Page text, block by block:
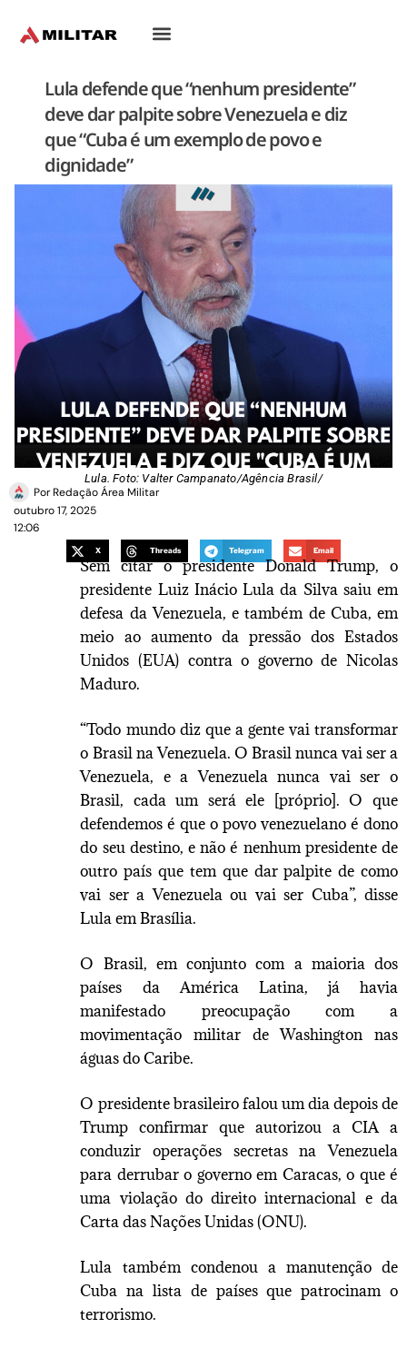
Lula defende que “nenhum presidente”
deve dar palpite sobre Venezuela e diz
que “Cuba é um exemplo de povo e
dignidade”
Lula. Foto: Valter Campanato/Agência Brasil/
PorRedação Área Militar
outubro 17, 2025
12:06
X Threads Telegram Email
Sem citar o presidente Donald Trump, o
presidente Luiz Inácio Lula da Silva saiu em
defesa da Venezuela, e também de Cuba, em
meio ao aumento da pressão dos Estados
Unidos (EUA) contra o governo de Nicolas
Maduro.
“Todo mundo diz que a gente vai transformar
o Brasil na Venezuela. O Brasil nunca vai ser a
Venezuela, e a Venezuela nunca vai ser o
Brasil, cada um será ele [próprio]. O que
defendemos é que o povo venezuelano é dono
do seu destino, e não é nenhum presidente de
outro país que tem que dar palpite de como
vai ser a Venezuela ou vai ser Cuba”, disse
Lula em Brasília.
O Brasil, em conjunto com a maioria dos
países da América Latina, já havia
manifestado preocupação com a
movimentação militar de Washington nas
águas do Caribe.
O presidente brasileiro falou um dia depois de
Trump confirmar que autorizou a CIA a
conduzir operações secretas na Venezuela
para derrubar o governo em Caracas, o que é
uma violação do direito internacional e da
Carta das Nações Unidas (ONU).
Lula também condenou a manutenção de
Cuba na lista de países que patrocinam o
terrorismo.